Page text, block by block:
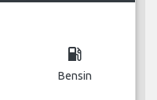
local_gas_station
Bensin